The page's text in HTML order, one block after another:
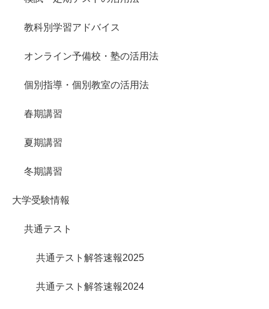
教科別学習アドバイス
オンライン予備校・塾の活用法
個別指導・個別教室の活用法
春期講習
夏期講習
冬期講習
大学受験情報
共通テスト
共通テスト解答速報2025
共通テスト解答速報2024